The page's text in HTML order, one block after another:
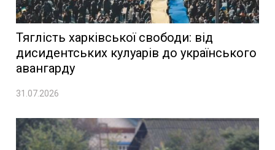
Тяглість харківської свободи: від
дисидентських кулуарів до українського
авангарду
31.07.2026